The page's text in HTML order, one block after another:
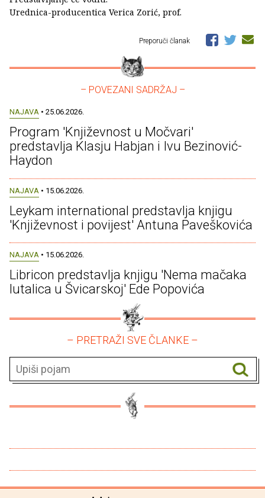
Urednica-producentica Verica Zorić, prof.
Preporuči članak
– POVEZANI SADRŽAJ –
NAJAVA • 25.06.2026.
Program 'Književnost u Močvari'
predstavlja Klasju Habjan i Ivu Bezinović-
Haydon
NAJAVA • 15.06.2026.
Leykam international predstavlja knjigu
'Književnost i povijest' Antuna Paveškovića
NAJAVA • 15.06.2026.
Libricon predstavlja knjigu 'Nema mačaka
lutalica u Švicarskoj' Ede Popovića
– PRETRAŽI SVE ČLANKE –